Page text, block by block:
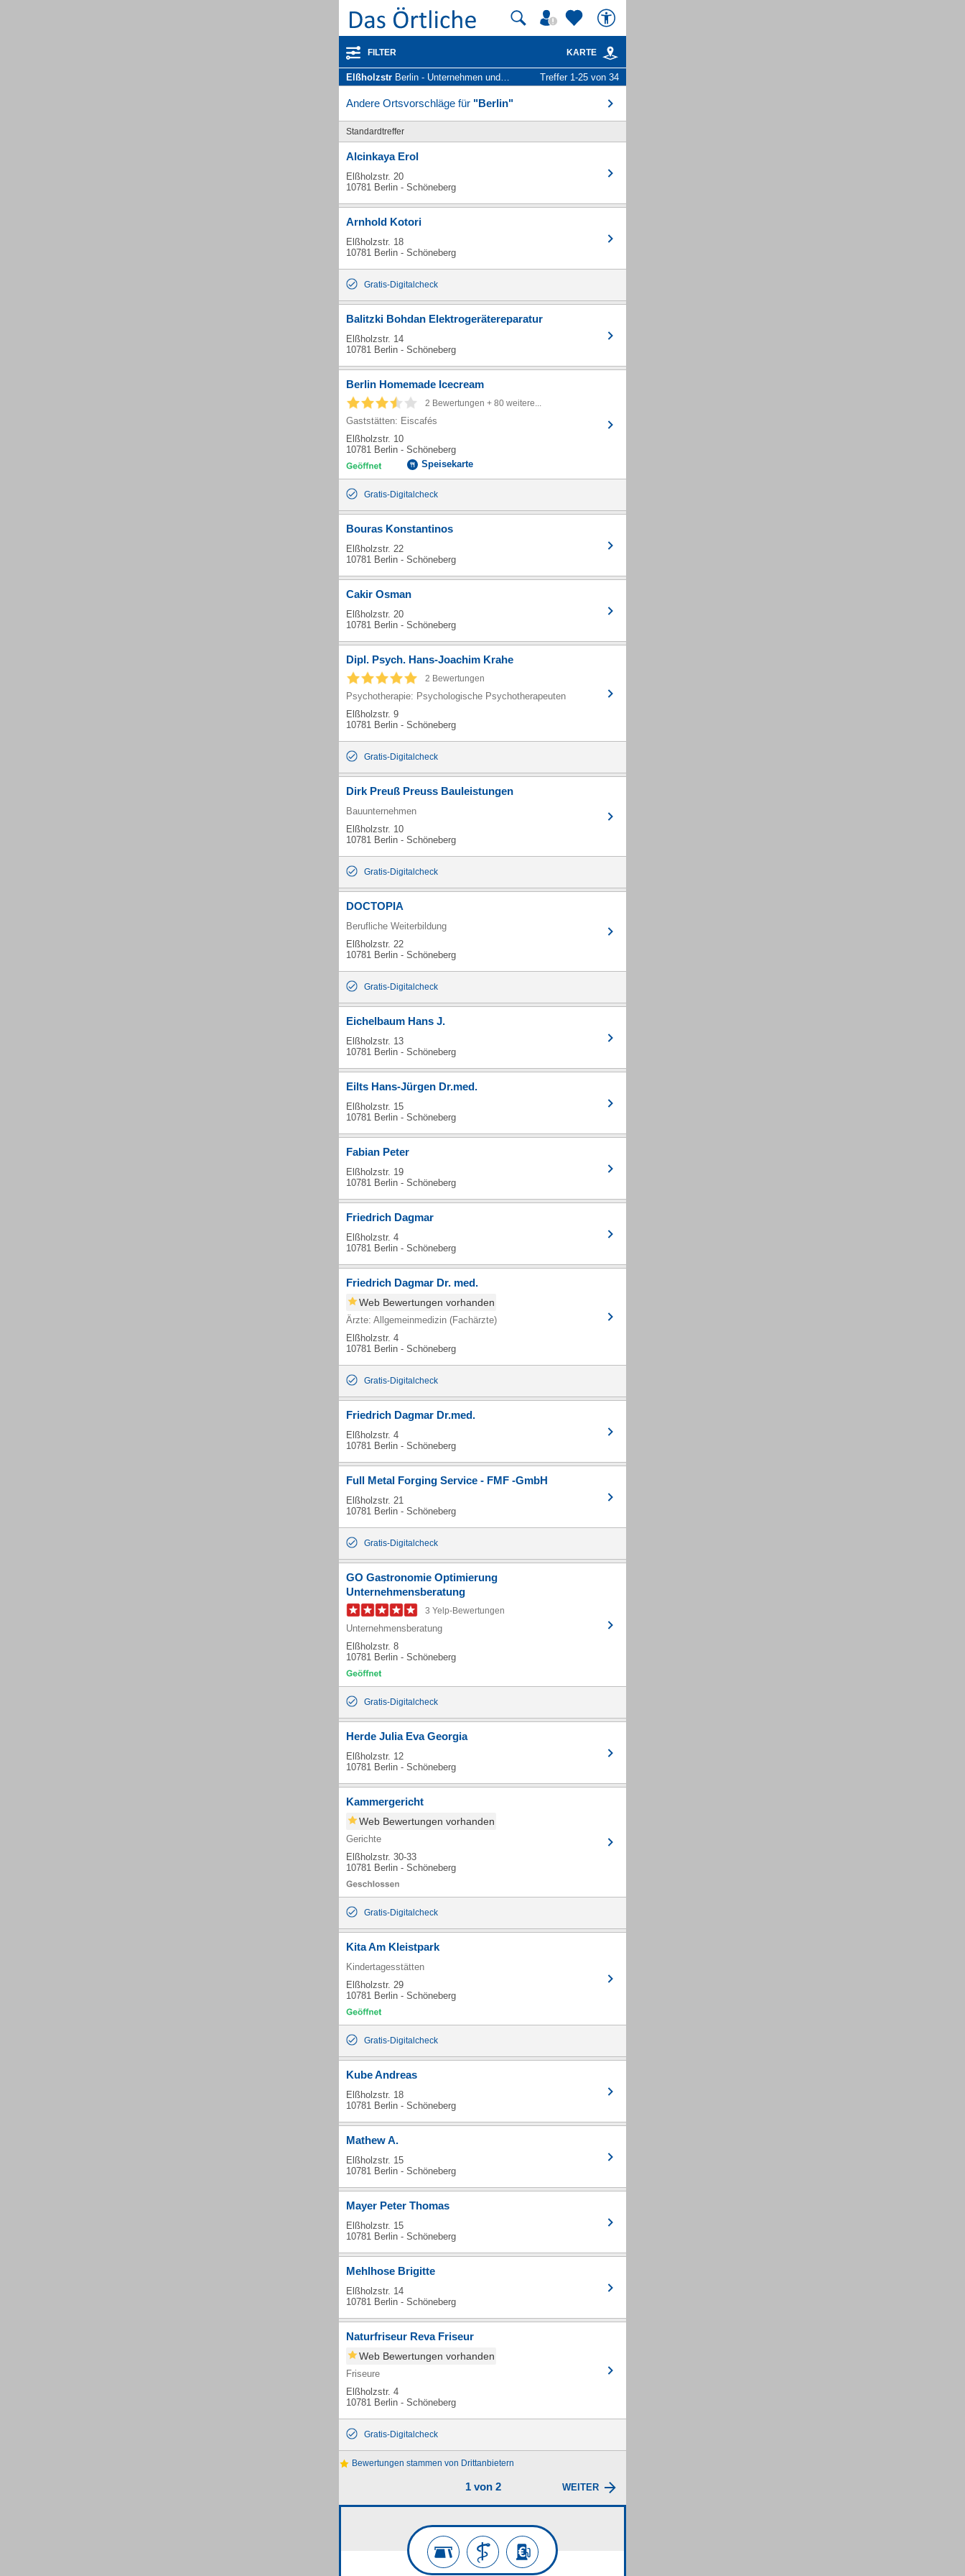
FILTER KARTE
Elßholzstr Berlin - Unternehmen und Personen Treffer 1-25 von 34
Andere Ortsvorschläge für "Berlin"
Standardtreffer
Alcinkaya Erol
Elßholzstr. 20
10781 Berlin - Schöneberg
Arnhold Kotori
Elßholzstr. 18
10781 Berlin - Schöneberg
Gratis-Digitalcheck
Balitzki Bohdan Elektrogerätereparatur
Elßholzstr. 14
10781 Berlin - Schöneberg
Berlin Homemade Icecream
2 Bewertungen + 80 weitere...
Gaststätten: Eiscafés
Elßholzstr. 10
10781 Berlin - Schöneberg
Speisekarte
Gratis-Digitalcheck
Bouras Konstantinos
Elßholzstr. 22
10781 Berlin - Schöneberg
Cakir Osman
Elßholzstr. 20
10781 Berlin - Schöneberg
Dipl. Psych. Hans-Joachim Krahe
2 Bewertungen
Psychotherapie: Psychologische Psychotherapeuten
Elßholzstr. 9
10781 Berlin - Schöneberg
Gratis-Digitalcheck
Dirk Preuß Preuss Bauleistungen
Bauunternehmen
Elßholzstr. 10
10781 Berlin - Schöneberg
Gratis-Digitalcheck
DOCTOPIA
Berufliche Weiterbildung
Elßholzstr. 22
10781 Berlin - Schöneberg
Gratis-Digitalcheck
Eichelbaum Hans J.
Elßholzstr. 13
10781 Berlin - Schöneberg
Eilts Hans-Jürgen Dr.med.
Elßholzstr. 15
10781 Berlin - Schöneberg
Fabian Peter
Elßholzstr. 19
10781 Berlin - Schöneberg
Friedrich Dagmar
Elßholzstr. 4
10781 Berlin - Schöneberg
Friedrich Dagmar Dr. med.
Web Bewertungen vorhanden
Ärzte: Allgemeinmedizin (Fachärzte)
Elßholzstr. 4
10781 Berlin - Schöneberg
Gratis-Digitalcheck
Friedrich Dagmar Dr.med.
Elßholzstr. 4
10781 Berlin - Schöneberg
Full Metal Forging Service - FMF -GmbH
Elßholzstr. 21
10781 Berlin - Schöneberg
Gratis-Digitalcheck
GO Gastronomie Optimierung
Unternehmensberatung
3 Yelp-Bewertungen
Unternehmensberatung
Elßholzstr. 8
10781 Berlin - Schöneberg
Gratis-Digitalcheck
Herde Julia Eva Georgia
Elßholzstr. 12
10781 Berlin - Schöneberg
Kammergericht
Web Bewertungen vorhanden
Gerichte
Elßholzstr. 30-33
10781 Berlin - Schöneberg
Gratis-Digitalcheck
Kita Am Kleistpark
Kindertagesstätten
Elßholzstr. 29
10781 Berlin - Schöneberg
Gratis-Digitalcheck
Kube Andreas
Elßholzstr. 18
10781 Berlin - Schöneberg
Mathew A.
Elßholzstr. 15
10781 Berlin - Schöneberg
Mayer Peter Thomas
Elßholzstr. 15
10781 Berlin - Schöneberg
Mehlhose Brigitte
Elßholzstr. 14
10781 Berlin - Schöneberg
Naturfriseur Reva Friseur
Web Bewertungen vorhanden
Friseure
Elßholzstr. 4
10781 Berlin - Schöneberg
Gratis-Digitalcheck
Bewertungen stammen von Drittanbietern
1 von 2 WEITER